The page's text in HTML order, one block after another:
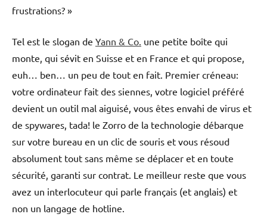
frustrations? »
Tel est le slogan de Yann & Co. une petite boîte qui
monte, qui sévit en Suisse et en France et qui propose,
euh… ben… un peu de tout en fait. Premier créneau:
votre ordinateur fait des siennes, votre logiciel préféré
devient un outil mal aiguisé, vous êtes envahi de virus et
de spywares, tada! le Zorro de la technologie débarque
sur votre bureau en un clic de souris et vous résoud
absolument tout sans même se déplacer et en toute
sécurité, garanti sur contrat. Le meilleur reste que vous
avez un interlocuteur qui parle français (et anglais) et
non un langage de hotline.